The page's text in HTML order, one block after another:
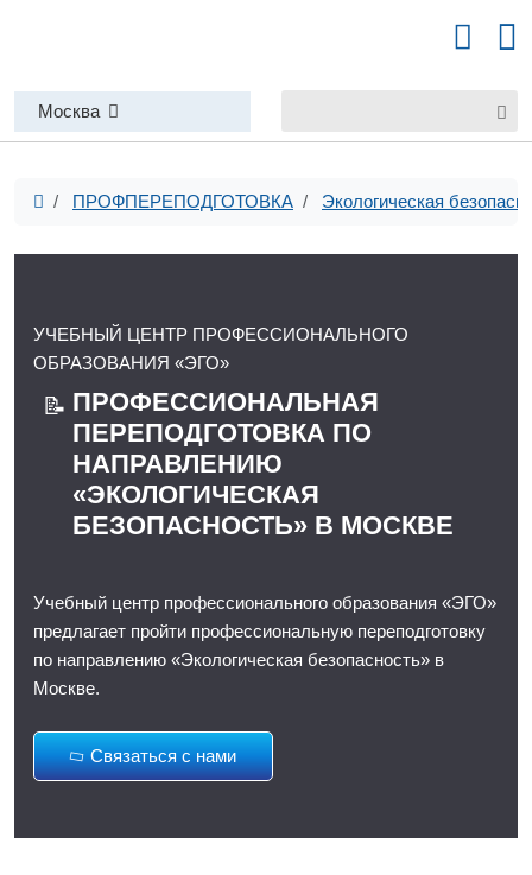
Москва
ПРОФПЕРЕПОДГОТОВКА Экологическая
УЧЕБНЫЙ ЦЕНТР ПРОФЕССИОНАЛЬНОГО
ОБРАЗОВАНИЯ «ЭГО»
📝 ПРОФЕССИОНАЛЬНАЯ
ПЕРЕПОДГОТОВКА ПО
НАПРАВЛЕНИЮ
«ЭКОЛОГИЧЕСКАЯ
БЕЗОПАСНОСТЬ» В МОСКВЕ
Учебный центр профессионального образования «ЭГО»
предлагает пройти профессиональную переподготовку
по направлению «Экологическая безопасность» в
Москве.
Связаться с нами